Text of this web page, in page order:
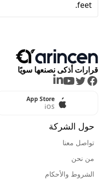
feet.
قرارات أذكى نصنعها سويًا
Facebook
Twitter
Youtube
LinkedIn
App Store
iOS
حول الشركة
تواصل معنا
من نحن
الشروط والأحكام